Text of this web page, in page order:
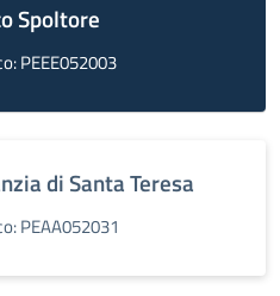
Spoltore
PEEE052003
di Santa Teresa
PEAA052031